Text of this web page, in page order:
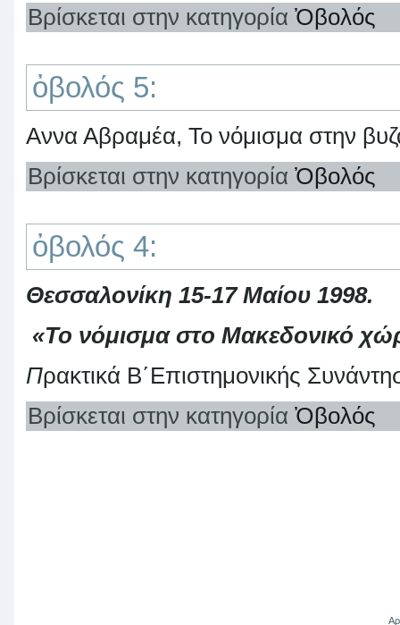
Βρίσκεται στην κατηγορία Ὀβολός
ὀβολός 5:
Αννα Αβραμέα, Το νόμισμα στην
Βρίσκεται στην κατηγορία Ὀβολός
ὀβολός 4:
Θεσσαλονίκη 15-17 Μαίου 1998.
«Το νόμισμα στο Μακεδονικό
Πρακτικά Β΄Επιστημονικής
Βρίσκεται στην κατηγορία Ὀβολός